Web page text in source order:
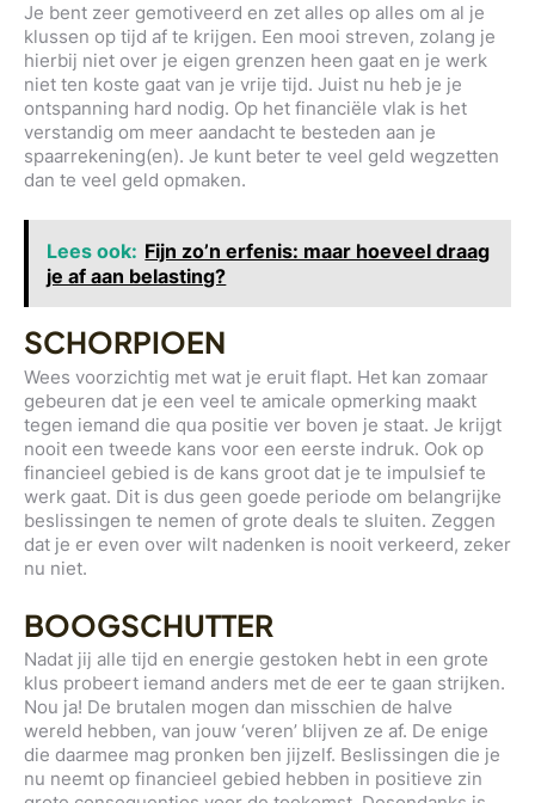
Je bent zeer gemotiveerd en zet alles op alles om al je
klussen op tijd af te krijgen. Een mooi streven, zolang je
hierbij niet over je eigen grenzen heen gaat en je werk
niet ten koste gaat van je vrije tijd. Juist nu heb je je
ontspanning hard nodig. Op het financiële vlak is het
verstandig om meer aandacht te besteden aan je
spaarrekening(en). Je kunt beter te veel geld wegzetten
dan te veel geld opmaken.
Lees ook: Fijn zo’n erfenis: maar hoeveel draag
je af aan belasting?
SCHORPIOEN
Wees voorzichtig met wat je eruit flapt. Het kan zomaar
gebeuren dat je een veel te amicale opmerking maakt
tegen iemand die qua positie ver boven je staat. Je krijgt
nooit een tweede kans voor een eerste indruk. Ook op
financieel gebied is de kans groot dat je te impulsief te
werk gaat. Dit is dus geen goede periode om belangrijke
beslissingen te nemen of grote deals te sluiten. Zeggen
dat je er even over wilt nadenken is nooit verkeerd, zeker
nu niet.
BOOGSCHUTTER
Nadat jij alle tijd en energie gestoken hebt in een grote
klus probeert iemand anders met de eer te gaan strijken.
Nou ja! De brutalen mogen dan misschien de halve
wereld hebben, van jouw ‘veren’ blijven ze af. De enige
die daarmee mag pronken ben jijzelf. Beslissingen die je
nu neemt op financieel gebied hebben in positieve zin